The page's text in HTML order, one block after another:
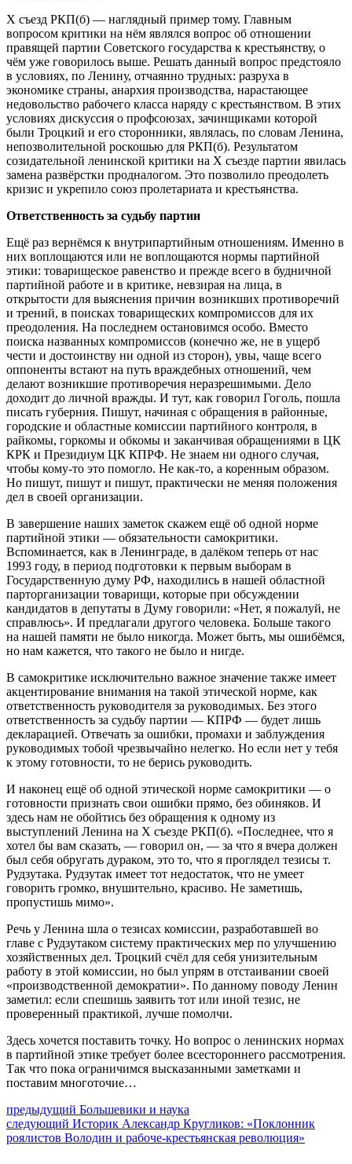
Х съезд РКП(б) — наглядный пример тому. Главным
вопросом критики на нём являлся вопрос об отношении
правящей партии Советского государства к крестьянству, о
чём уже говорилось выше. Решать данный вопрос предстояло
в условиях, по Ленину, отчаянно трудных: разруха в
экономике страны, анархия производства, нарастающее
недовольство рабочего класса наряду с крестьянством. В этих
условиях дискуссия о профсоюзах, зачинщиками которой
были Троцкий и его сторонники, являлась, по словам Ленина,
непозволительной роскошью для РКП(б). Результатом
созидательной ленинской критики на Х съезде партии явилась
замена развёрстки продналогом. Это позволило преодолеть
кризис и укрепило союз пролетариата и крестьянства.
Ответственность за судьбу партии
Ещё раз вернёмся к внутрипартийным отношениям. Именно в
них воплощаются или не воплощаются нормы партийной
этики: товарищеское равенство и прежде всего в будничной
партийной работе и в критике, невзирая на лица, в
открытости для выяснения причин возникших противоречий
и трений, в поисках товарищеских компромиссов для их
преодоления. На последнем остановимся особо. Вместо
поиска названных компромиссов (конечно же, не в ущерб
чести и достоинству ни одной из сторон), увы, чаще всего
оппоненты встают на путь враждебных отношений, чем
делают возникшие противоречия неразрешимыми. Дело
доходит до личной вражды. И тут, как говорил Гоголь, пошла
писать губерния. Пишут, начиная с обращения в районные,
городские и областные комиссии партийного контроля, в
райкомы, горкомы и обкомы и заканчивая обращениями в ЦК
КРК и Президиум ЦК КПРФ. Не знаем ни одного случая,
чтобы кому-то это помогло. Не как-то, а коренным образом.
Но пишут, пишут и пишут, практически не меняя положения
дел в своей организации.
В завершение наших заметок скажем ещё об одной норме
партийной этики — обязательности самокритики.
Вспоминается, как в Ленинграде, в далёком теперь от нас
1993 году, в период подготовки к первым выборам в
Государственную думу РФ, находились в нашей областной
парторганизации товарищи, которые при обсуждении
кандидатов в депутаты в Думу говорили: «Нет, я пожалуй, не
справлюсь». И предлагали другого человека. Больше такого
на нашей памяти не было никогда. Может быть, мы ошибёмся,
но нам кажется, что такого не было и нигде.
В самокритике исключительно важное значение также имеет
акцентирование внимания на такой этической норме, как
ответственность руководителя за руководимых. Без этого
ответственность за судьбу партии — КПРФ — будет лишь
декларацией. Отвечать за ошибки, промахи и заблуждения
руководимых тобой чрезвычайно нелегко. Но если нет у тебя
к этому готовности, то не берись руководить.
И наконец ещё об одной этической норме самокритики — о
готовности признать свои ошибки прямо, без обиняков. И
здесь нам не обойтись без обращения к одному из
выступлений Ленина на Х съезде РКП(б). «Последнее, что я
хотел бы вам сказать, — говорил он, — за что я вчера должен
был себя обругать дураком, это то, что я проглядел тезисы т.
Рудзутака. Рудзутак имеет тот недостаток, что не умеет
говорить громко, внушительно, красиво. Не заметишь,
пропустишь мимо».
Речь у Ленина шла о тезисах комиссии, разработавшей во
главе с Рудзутаком систему практических мер по улучшению
хозяйственных дел. Троцкий счёл для себя унизительным
работу в этой комиссии, но был упрям в отстаивании своей
«производственной демократии». По данному поводу Ленин
заметил: если спешишь заявить тот или иной тезис, не
проверенный практикой, лучше помолчи.
Здесь хочется поставить точку. Но вопрос о ленинских нормах
в партийной этике требует более всестороннего рассмотрения.
Так что пока ограничимся высказанными заметками и
поставим многоточие…
Навигация
по
предыдущий Предыдущий
пост:
Большевики и наука
следующий Следующее
сообщение:
Историк Александр Кругликов: «Поклонник
роялистов Володин и рабоче-крестьянская революция»